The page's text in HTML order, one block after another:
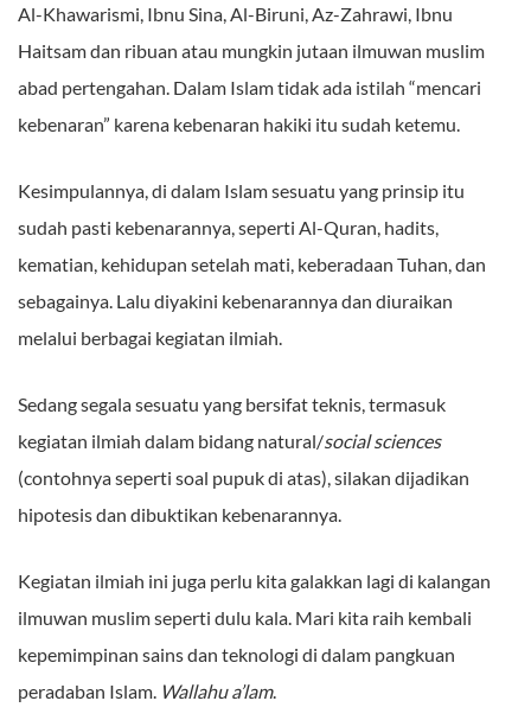
Al-Khawarismi, Ibnu Sina, Al-Biruni, Az-Zahrawi, Ibnu
Haitsam dan ribuan atau mungkin jutaan ilmuwan muslim
abad pertengahan. Dalam Islam tidak ada istilah “mencari
kebenaran” karena kebenaran hakiki itu sudah ketemu.
Kesimpulannya, di dalam Islam sesuatu yang prinsip itu
sudah pasti kebenarannya, seperti Al-Quran, hadits,
kematian, kehidupan setelah mati, keberadaan Tuhan, dan
sebagainya. Lalu diyakini kebenarannya dan diuraikan
melalui berbagai kegiatan ilmiah.
Sedang segala sesuatu yang bersifat teknis, termasuk
kegiatan ilmiah dalam bidang natural/social sciences
(contohnya seperti soal pupuk di atas), silakan dijadikan
hipotesis dan dibuktikan kebenarannya.
Kegiatan ilmiah ini juga perlu kita galakkan lagi di kalangan
ilmuwan muslim seperti dulu kala. Mari kita raih kembali
kepemimpinan sains dan teknologi di dalam pangkuan
peradaban Islam. Wallahu a’lam.